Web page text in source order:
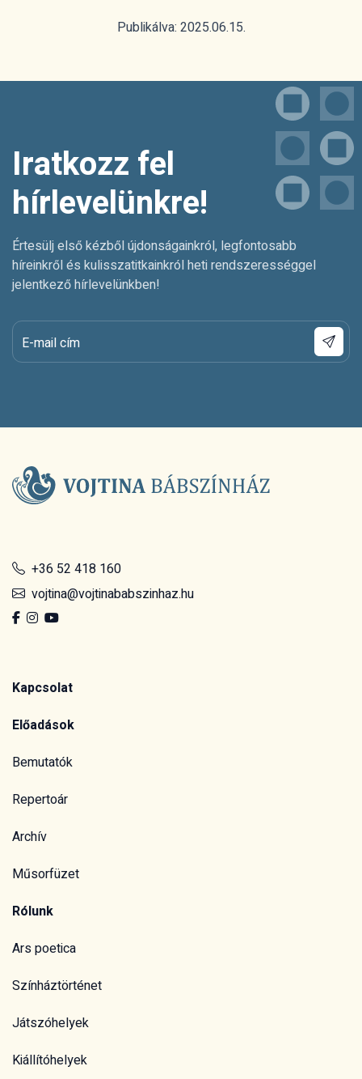
Publikálva: 2025.06.15.
Iratkozz fel
hírlevelünkre!
Értesülj első kézből újdonságainkról, legfontosabb
híreinkről és kulisszatitkainkról heti rendszerességgel
jelentkező hírlevelünkben!
E-mail cím
+36 52 418 160
vojtina@vojtinababszinhaz.hu
Kapcsolat
Előadások
Bemutatók
Repertoár
Archív
Műsorfüzet
Rólunk
Ars poetica
Színháztörténet
Játszóhelyek
Kiállítóhelyek